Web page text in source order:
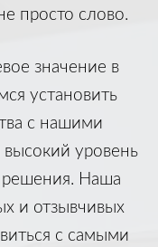
просто слово.
значение в
установить
с нашими
уровень
Наша
и отзывчивых
с самыми